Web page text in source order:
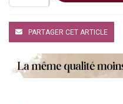
PARTAGER CET ARTICLE